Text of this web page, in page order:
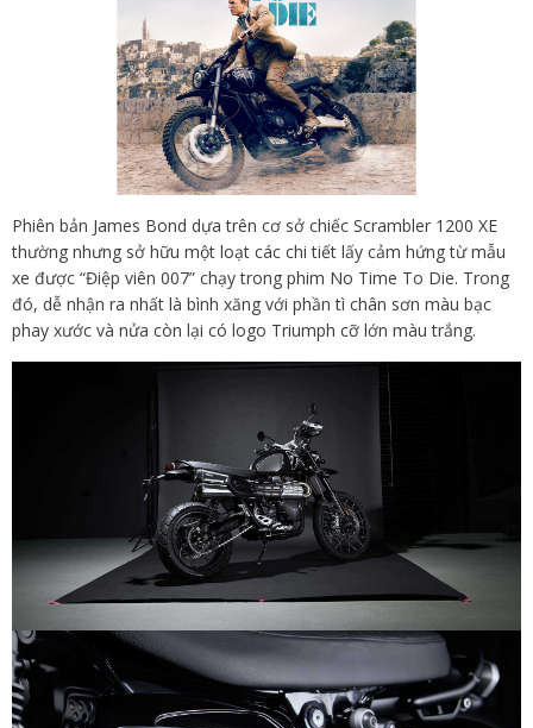
Phiên bản James Bond dựa trên cơ sở chiếc Scrambler 1200 XE
thường nhưng sở hữu một loạt các chi tiết lấy cảm hứng từ mẫu
xe được “Điệp viên 007” chạy trong phim No Time To Die. Trong
đó, dễ nhận ra nhất là bình xăng với phần tì chân sơn màu bạc
phay xước và nửa còn lại có logo Triumph cỡ lớn màu trắng.